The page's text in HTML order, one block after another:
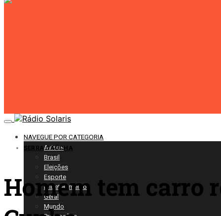
NAVEGUE POR CATEGORIA
Avisos
Brasil
Eleições
Esporte
Entretenimento
Geral
Mundo
SERRA GAÚCHA
Homem tem carro